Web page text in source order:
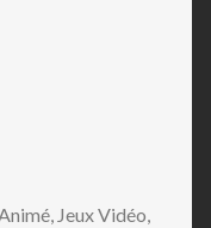
Jeux Vidéo,